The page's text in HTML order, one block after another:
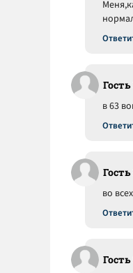
Гость
в 63
Гость
во
Гость